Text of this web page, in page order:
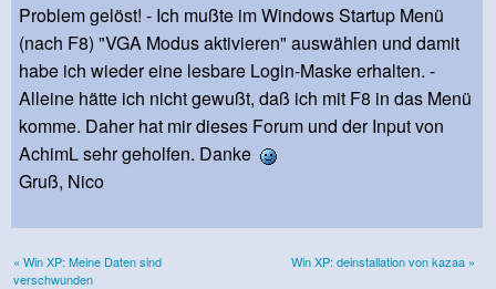
Problem gelöst! - Ich mußte im Windows Startup Menü
(nach F8) "VGA Modus aktivieren" auswählen und damit
habe ich wieder eine lesbare Login-Maske erhalten. -
Alleine hätte ich nicht gewußt, daß ich mit F8 in das Menü
komme. Daher hat mir dieses Forum und der Input von
AchimL sehr geholfen. Danke
Gruß, Nico
« Win XP: Meine Daten sind
verschwunden
Win XP: deinstallation von kazaa »